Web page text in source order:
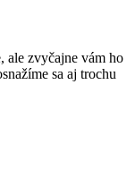
ale zvyčajne vám ho
sa aj trochu